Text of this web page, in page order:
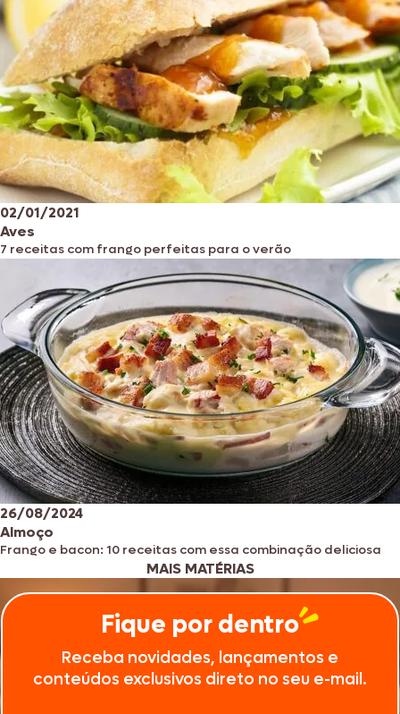
02/01/2021
Aves
7 receitas com frango perfeitas para o verão
26/08/2024
Almoço
Frango e bacon: 10 receitas com essa combinação deliciosa
MAIS MATÉRIAS
Fique por dentro
Receba novidades, lançamentos e
conteúdos exclusivos direto no seu e-mail.